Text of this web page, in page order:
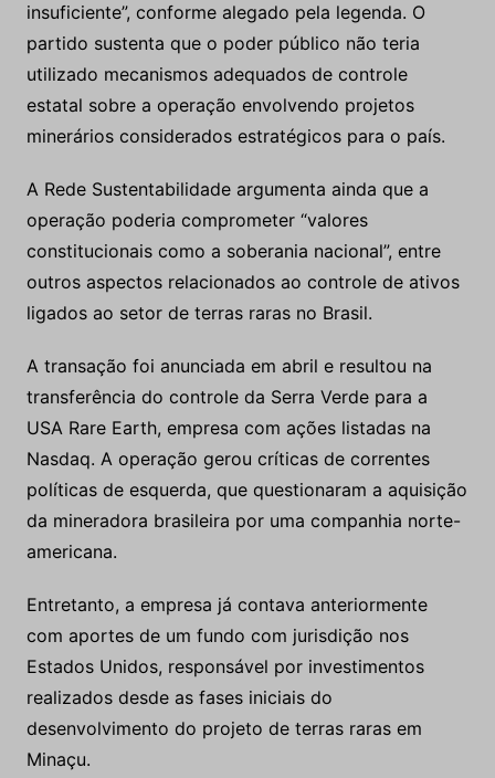
insuficiente”, conforme alegado pela legenda. O
partido sustenta que o poder público não teria
utilizado mecanismos adequados de controle
estatal sobre a operação envolvendo projetos
minerários considerados estratégicos para o país.
A Rede Sustentabilidade argumenta ainda que a
operação poderia comprometer “valores
constitucionais como a soberania nacional”, entre
outros aspectos relacionados ao controle de ativos
ligados ao setor de terras raras no Brasil.
A transação foi anunciada em abril e resultou na
transferência do controle da Serra Verde para a
USA Rare Earth, empresa com ações listadas na
Nasdaq. A operação gerou críticas de correntes
políticas de esquerda, que questionaram a aquisição
da mineradora brasileira por uma companhia norte-
americana.
Entretanto, a empresa já contava anteriormente
com aportes de um fundo com jurisdição nos
Estados Unidos, responsável por investimentos
realizados desde as fases iniciais do
desenvolvimento do projeto de terras raras em
Minaçu.